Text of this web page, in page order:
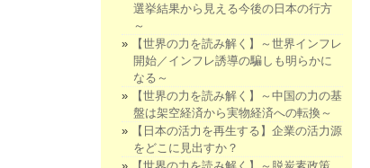
選挙結果から見える今後の日本の行方
～
【世界の力を読み解く】～世界インフレ
開始／インフレ誘導の騙しも明らかに
なる～
【世界の力を読み解く】～中国の力の基
盤は架空経済から実物経済への転換～
【日本の活力を再生する】企業の活力源
をどこに見出すか？